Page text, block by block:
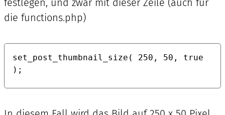
die functions.php)
set_post_thumbnail_size( 250, 50, true
);